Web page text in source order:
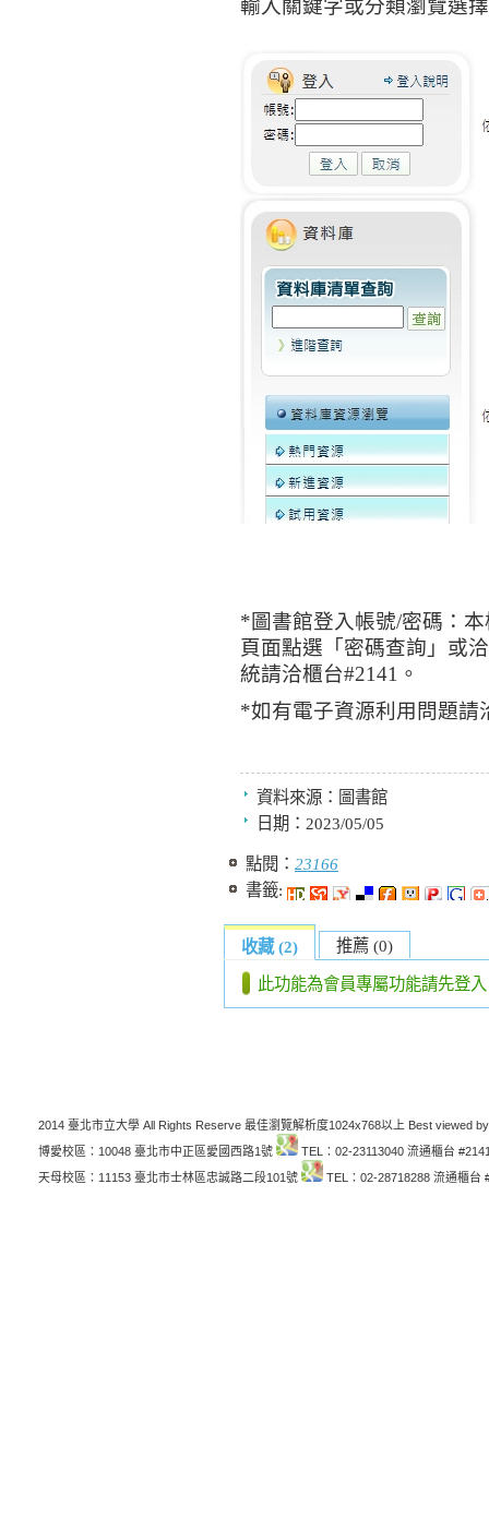
輸入關鍵字或分類瀏覽選
*圖書館登入帳號/密碼：
頁面點選「密碼查詢」或
統請洽櫃台#2141 。
*如有電子資源利用問題請
資料來源： 圖書館
日期： 2023/05/05
點閱： 23166
書籤:
收藏 (2) 推薦 (0)
此功能為會員專屬功能請先登入
2014 臺北市立大學 All Rights Reserve 最佳瀏覽解析度1024x768以上 Best viewed
博愛校區：10048 臺北市中正區愛國西路1號
TEL：02-23113040 流通櫃台
天母校區：11153 臺北市士林區忠誠路二段101號
TEL：02-28718288 流通櫃台